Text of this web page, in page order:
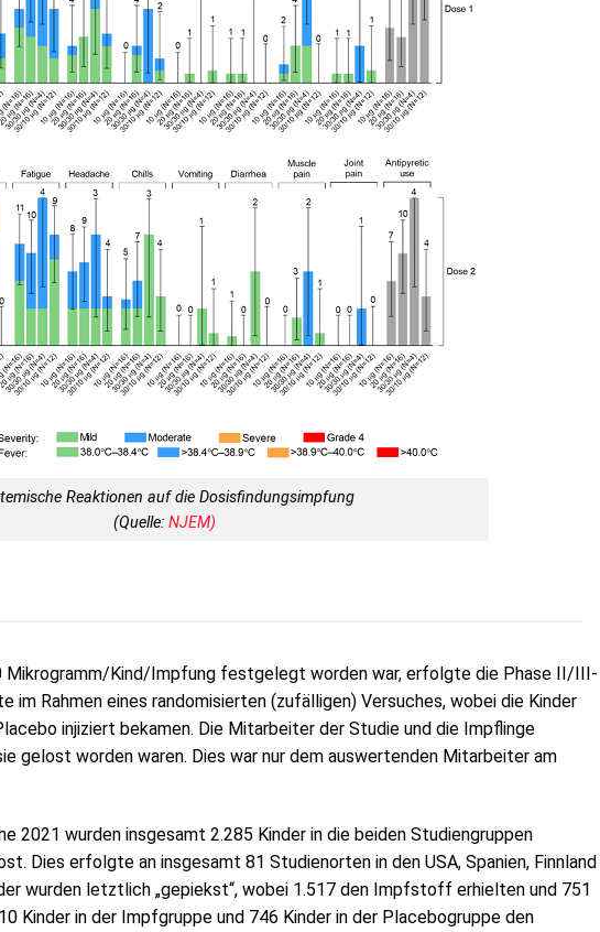
Reaktionen auf die Dosisfindungsimpfung
(Quelle:NJEM)
Mikrogramm/Kind/Impfung festgelegt worden war, erfolgte die Phase II/III-
im Rahmen eines randomisierten (zufälligen) Versuches, wobei die Kinder
injiziert bekamen. Die Mitarbeiter der Studie und die Impflinge
gelost worden waren. Dies war nur dem auswertenden Mitarbeiter am
2021 wurden insgesamt 2.285 Kinder in die beiden Studiengruppen
Dies erfolgte an insgesamt 81 Studienorten in den USA, Spanien, Finnland
wurden letztlich „gepiekst“, wobei 1.517 den Impfstoff erhielten und 751
Kinder in der Impfgruppe und 746 Kinder in der Placebogruppe den